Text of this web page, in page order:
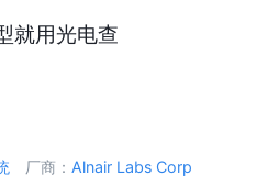
就用光电查
厂商： Alnair Labs Corp